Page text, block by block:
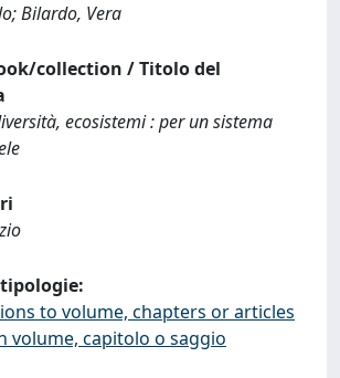
Bilardo, Vera
collection / Titolo del
ecosistemi : per un sistema
to volume, chapters or articles
volume, capitolo o saggio